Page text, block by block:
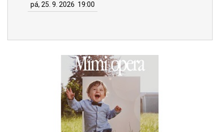
pá, 25. 9. 2026 19:00